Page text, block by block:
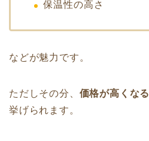
保温性の高さ
などが魅力です。
ただしその分、 価格が高くなる
挙げられます。